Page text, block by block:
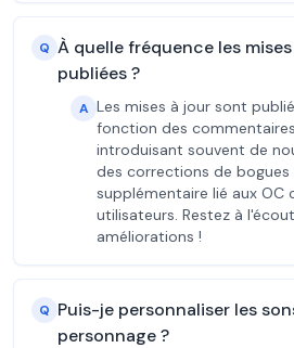
Q À quelle fréquence les
publiées ?
A Les mises à jour sont
fonction des
introduisant souvent de
des corrections de
supplémentaire lié aux OC
utilisateurs. Restez à
améliorations !
Q Puis-je personnaliser les
personnage ?